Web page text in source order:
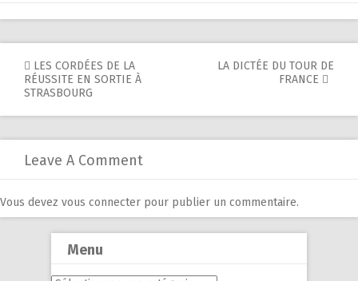
Post
navigation
LES CORDÉES DE LA
RÉUSSITE EN SORTIE À
STRASBOURG
LA DICTÉE DU TOUR DE
FRANCE
Leave A Comment
Vous devez vous connecter pour publier un commentaire.
Menu